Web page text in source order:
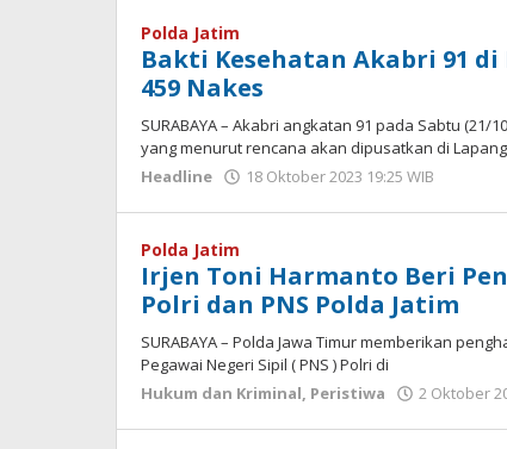
Polda Jatim
Bakti Kesehatan Akabri 91
459 Nakes
SURABAYA – Akabri angkatan 91 pada Sabtu
yang menurut rencana akan dipusatkan di
Headline
18 Oktober 2023 19:25 WIB
Polda Jatim
Irjen Toni Harmanto Beri
Polri dan PNS Polda Jatim
SURABAYA – Polda Jawa Timur memberikan
Pegawai Negeri Sipil ( PNS ) Polri di
Hukum dan Kriminal, Peristiwa 2 Oktober